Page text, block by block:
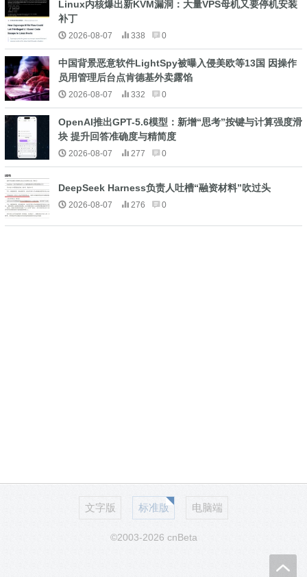
Linux内核爆出新KVM漏洞：大量VPS母机又要停机安装
补丁
2026-08-07 338 0
中国背景恶意软件LightSpy被曝入侵美欧等13国 因操作
员用管理后台点肯德基外卖露馅
2026-08-07 332 0
OpenAI推出GPT-5.6模型：新增“思考”按键与计算强度滑
块 提升回答准确度与精简度
2026-08-07 277 0
DeepSeek Harness负责人吐槽“融资材料”吹过头
2026-08-07 276 0
文字版 标准版 电脑端
©2003-2026 cnBeta